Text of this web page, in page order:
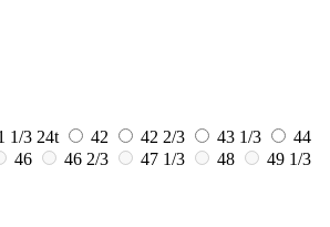
1/3 24t 42 42 2/3 43 1/3
44
46 46 2/3 47 1/3 48
49 1/3